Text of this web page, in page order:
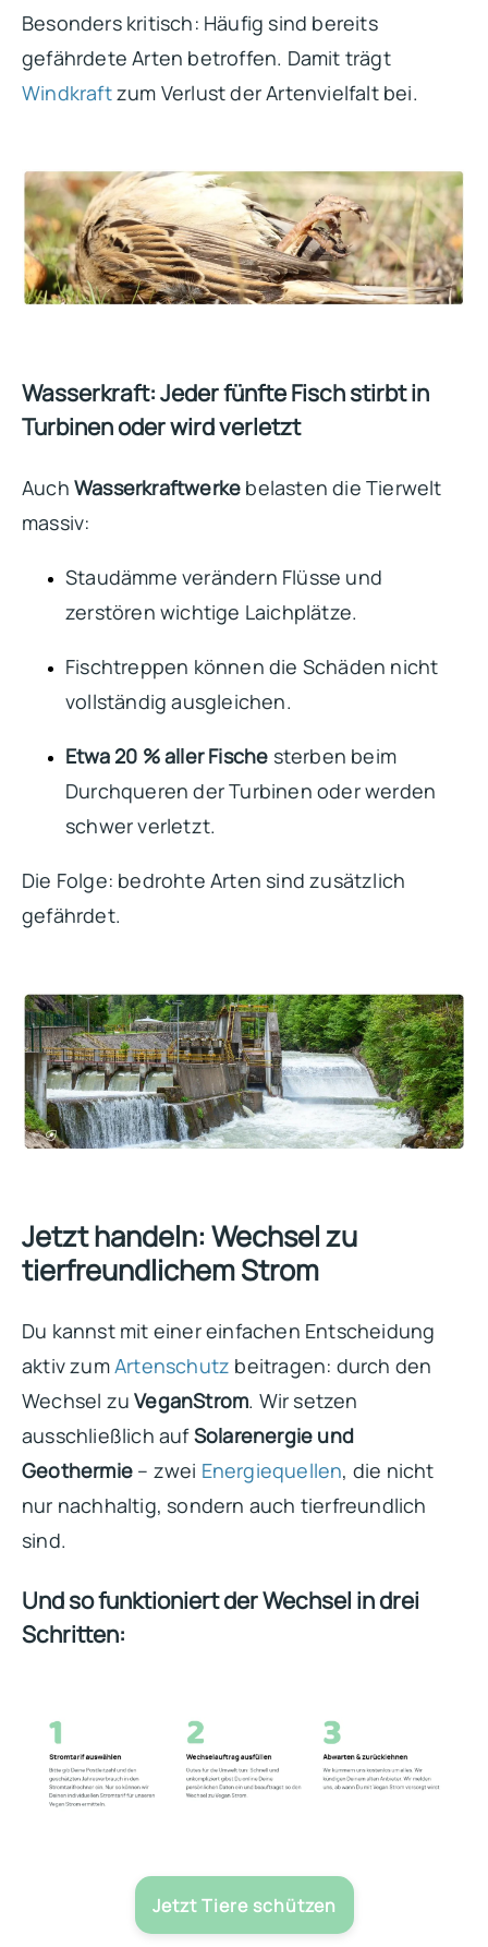
Besonders kritisch: Häufig sind bereits
gefährdete Arten betroffen. Damit trägt
Windkraftzum Verlust der Artenvielfalt bei.
Wasserkraft: Jeder fünfte Fisch stirbt in
Turbinen oder wird verletzt
Auch Wasserkraftwerke belasten die Tierwelt
massiv:
Staudämme verändern Flüsse und
zerstören wichtige Laichplätze.
Fischtreppen können die Schäden nicht
vollständig ausgleichen.
Etwa 20 % aller Fische sterben beim
Durchqueren der Turbinen oder werden
schwer verletzt.
Die Folge: bedrohte Arten sind zusätzlich
gefährdet.
Jetzt handeln: Wechsel zu
tierfreundlichem Strom
Du kannst mit einer einfachen Entscheidung
aktiv zumArtenschutz beitragen: durch den
Wechsel zuVeganStrom. Wir setzen
ausschließlich aufSolarenergie und
Geothermie – zwei Energiequellen, die nicht
nur nachhaltig, sondern auch tierfreundlich
sind.
Und so funktioniert der Wechsel in drei
Schritten:
Jetzt Tiere schützen